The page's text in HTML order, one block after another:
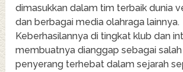
dimasukkan dalam tim terbaik dunia
dan berbagai media olahraga lainnya.
Keberhasilannya di tingkat klub dan
membuatnya dianggap sebagai
penyerang terhebat dalam sejarah